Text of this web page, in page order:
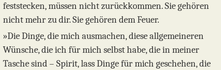
feststecken, müssen nicht zurückkommen. Sie gehören
nicht mehr zu dir. Sie gehören dem Feuer.
»Die Dinge, die mich ausmachen, diese allgemeineren
Wünsche, die ich für mich selbst habe, die in meiner
Tasche sind – Spirit, lass Dinge für mich geschehen, die